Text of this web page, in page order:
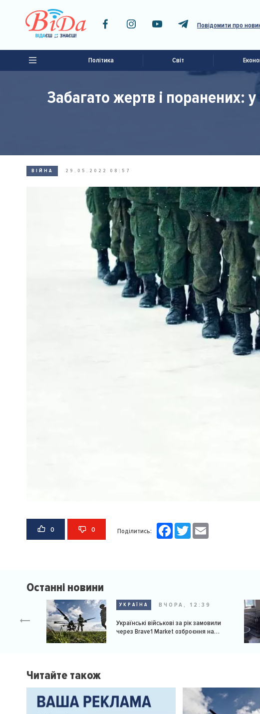
Повідомити про
Політика Світ
Забагато жертв і поранених:
ВІЙНА 29.05.2022 08:57
0 0 Поділитись: FacebookTwitter
Останні новини
УКРАЇНА ВЧОРА, 12:39
Українські військові за рік замовили
через Brave1 Market озброєння на
Читайте також